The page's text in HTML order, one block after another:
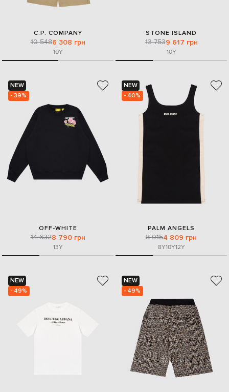
C.P. COMPANY
10 5486 308 грн
10Y
STONE ISLAND
13 7539 617 грн
10Y
NEW
- 39%
OFF-WHITE
14 6328 790 грн
13Y
NEW
- 40%
PALM ANGELS
8 0154 809 грн
8Y10Y12Y
NEW
- 49%
NEW
- 49%